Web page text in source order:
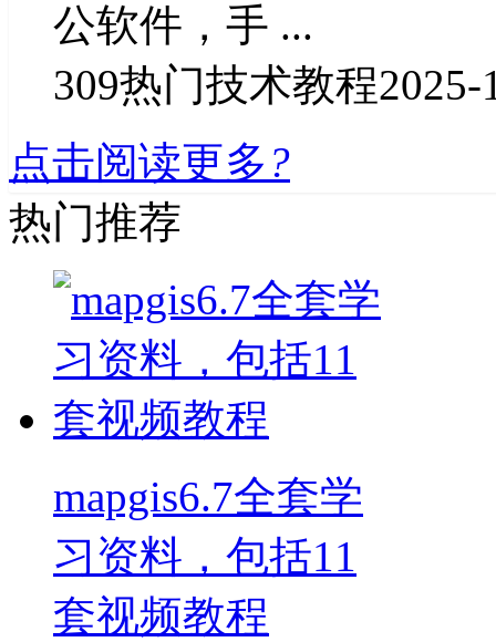
公软件，手 ...
309热门技术教程2025-
点击阅读更多 ?
热门推荐
mapgis6.7全套学
习资料，包括11
套视频教程